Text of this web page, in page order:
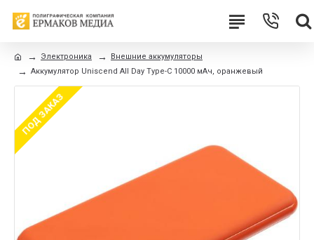
Электроника
Внешние аккумуляторы
Aккумулятор Uniscend All Day Type-C 10000 мAч, оранжевый
ПОД ЗАКАЗ